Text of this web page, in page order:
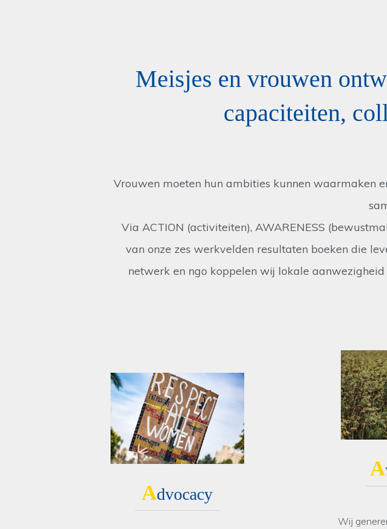
Meisjes en vrouwen
capaciteiten,
Vrouwen moeten hun ambities kunnen waarmaken
Via ACTION (activiteiten), AWARENESS
van onze zes werkvelden resultaten boeken die
netwerk en ngo koppelen wij lokale
Advocacy
A
Wij